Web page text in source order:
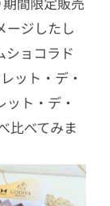
ジしたし
ショコラド
ット・デ・
ト・デ・
比べてみま